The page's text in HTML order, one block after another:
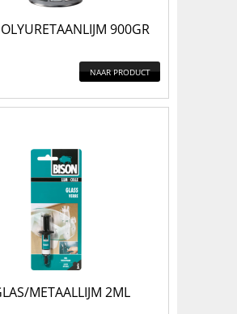
900GR
NAAR PRODUCT
METAALLIJM 2ML